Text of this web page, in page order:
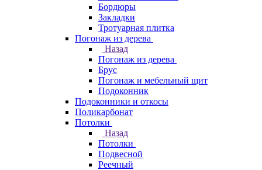
Бордюры
Закладки
Тротуарная плитка
Погонаж из дерева
Назад
Погонаж из дерева
Брус
Погонаж и мебельный щит
Подоконник
Подоконники и откосы
Поликарбонат
Потолки
Назад
Потолки
Подвесной
Реечный